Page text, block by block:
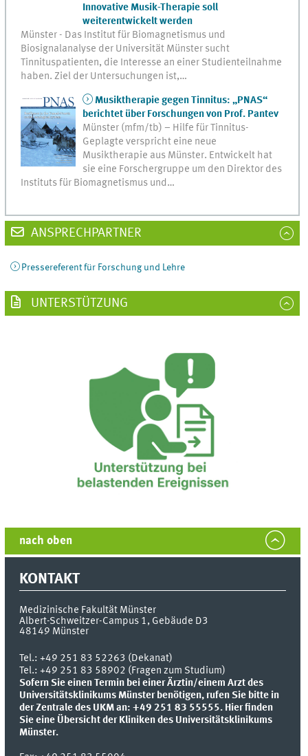
Innovative Musik-Therapie soll
weiterentwickelt werden
Münster - Das Institut für Biomagnetismus und
Biosignalanalyse der Universität Münster sucht
Tinnituspatienten, die Interesse an einer Studienteilnahme
haben. Ziel der Untersuchungen ist,…
Musiktherapie gegen Tinnitus: „PNAS“
berichtet über Forschungen von Prof. Pantev
Münster (mfm/tb) – Hilfe für Tinnitus-
Geplagte verspricht eine neue
Musiktherapie aus Münster. Entwickelt hat
sie eine Forschergruppe um den Direktor des
Instituts für Biomagnetismus und…
ANSPRECHPARTNER
Pressereferent für Forschung und Lehre
UNTERSTÜTZUNG
nach oben
KONTAKT
Medizinische Fakultät Münster
Albert-Schweitzer-Campus 1, Gebäude D3
48149 Münster
Tel.:+49 251 83 52263 (Dekanat)
Tel.: +49 251 83 58902 (Fragen zum Studium)
Sofern Sie einen Termin bei einer Ärztin/einem Arzt des
Universitätsklinikums Münster benötigen, rufen Sie bitte in
der Zentrale des UKM an: +49 251 83 55555. Hier finden
Sie eine Übersicht der Kliniken des Universitätsklinikums
Münster.